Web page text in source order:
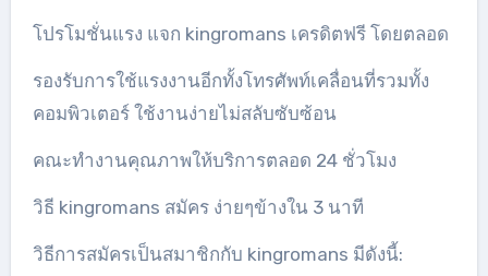
โปรโมชั่นแรง แจก kingromans เครดิตฟรี โดยตลอด
รองรับการใช้แรงงานอีกทั้งโทรศัพท์เคลื่อนที่รวมทั้ง
คอมพิวเตอร์ ใช้งานง่ายไม่สลับซับซ้อน
คณะทำงานคุณภาพให้บริการตลอด 24 ชั่วโมง
วิธี kingromans สมัคร ง่ายๆข้างใน 3 นาที
วิธีการสมัครเป็นสมาชิกกับ kingromans มีดังนี้: